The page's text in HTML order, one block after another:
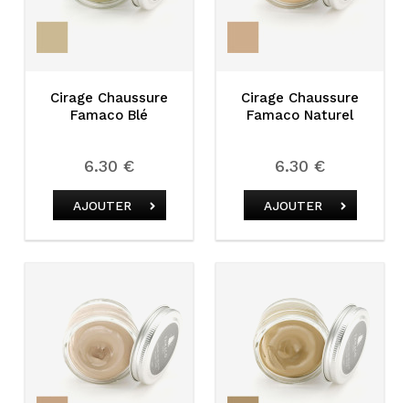
Cirage Chaussure
Famaco Blé
6.30 €
AJOUTER
Cirage Chaussure
Famaco Naturel
6.30 €
AJOUTER